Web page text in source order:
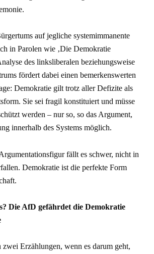
auf jegliche systemimmanente
in Parolen wie ‚Die Demokratie
des linksliberalen beziehungsweise
fördert dabei einen bemerkenswerten
Demokratie gilt trotz aller Defizite als
Sie sei fragil konstituiert und müsse
werden – nur so, so das Argument,
innerhalb des Systems möglich.
fällt es schwer, nicht in
Demokratie ist die perfekte Form
Die AfD gefährdet die Demokratie
Erzählungen, wenn es darum geht,